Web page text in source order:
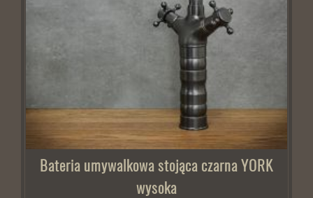
BRAK W MAGAZYNIE
Bateria umywalkowa stojąca czarna YORK
wysoka